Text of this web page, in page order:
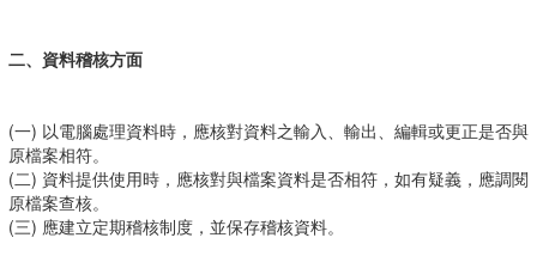
二、資料稽核方面
(一) 以電腦處理資料時，應核對資料之輸入、輸出、編輯或更正是否與
原檔案相符。
(二) 資料提供使用時，應核對與檔案資料是否相符，如有疑義，應調閱
原檔案查核。
(三) 應建立定期稽核制度，並保存稽核資料。